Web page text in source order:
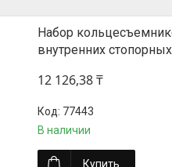
Набор
внутренних
12 126,38 ₸
77443
В наличии
Купить